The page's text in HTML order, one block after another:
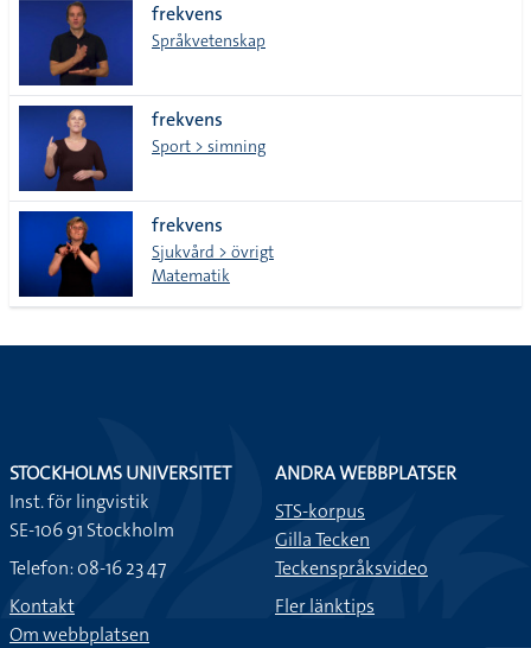
frekvens
Språkvetenskap
frekvens
Sport > simning
frekvens
Sjukvård > övrigt
Matematik
STOCKHOLMS UNIVERSITET
Inst. för lingvistik
SE-106 91 Stockholm
Telefon: 08-16 23 47
Kontakt
Om webbplatsen
ANDRA WEBBPLATSER
STS-korpus
Gilla Tecken
Teckenspråksvideo
Fler länktips